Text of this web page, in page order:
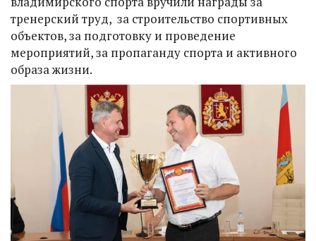
тренерский труд, за строительство спортивных
объектов, за подготовку и проведение
мероприятий, за пропаганду спорта и активного
образа жизни.